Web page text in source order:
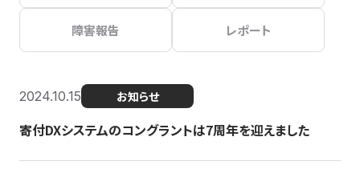
障害報告 レポート
2024.10.15 お知らせ
寄付DXシステムのコングラントは7周年を迎えました